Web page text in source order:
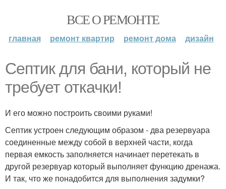
ВСЕ О РЕМОНТЕ
главная ремонт квартир ремонт дома дизайн
Септик для бани, который не
требует откачки!
И его можно построить своими руками!
Септик устроен следующим образом - два резервуара
соединенные между собой в верхней части, когда
первая емкость заполняется начинает перетекать в
другой резервуар который выполняет функцию дренажа.
И так, что же понадобится для выполнения задумки?